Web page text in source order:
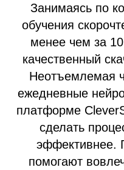
Занимаясь по
обучения
менее чем за
качественный
Неотъемлемая
ежедневные
платформе
сделать
эффективнее.
помогают